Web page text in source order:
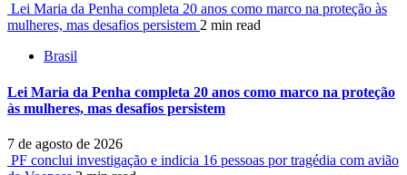
Lei Maria da Penha completa 20 anos como marco na proteção às
mulheres, mas desafios persistem 2 min read
Brasil
Lei Maria da Penha completa 20 anos como marco na proteção
às mulheres, mas desafios persistem
7 de agosto de 2026
PF conclui investigação e indicia 16 pessoas por tragédia com avião